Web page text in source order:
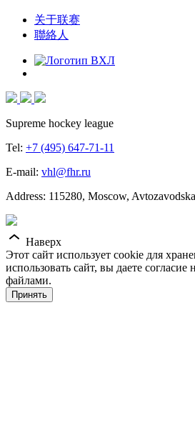
关于联赛
聯絡人
Supreme hockey league
Tel: +7 (495) 647-71-11
E-mail: vhl@fhr.ru
Address: 115280, Moscow,
Наверх
Этот сайт использует cookie для
использовать сайт, вы даете согласие
файлами.
Принять